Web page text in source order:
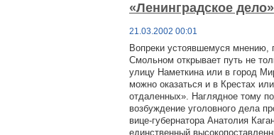
«Ленинградское дело»
21.03.2002 00:01
Вопреки устоявшемуся мнению,
Смольном открывает путь не
улицу Наметкина или в город
можно оказаться и в Крестах
отдаленных». Наглядное тому
возбуждение уголовного дела
вице-губернатора Анатолия
единственный